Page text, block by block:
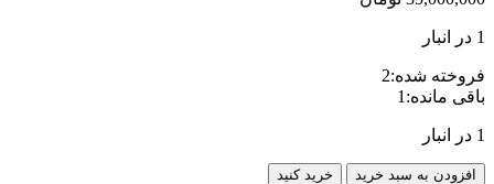
1 در انبار
فروخته شده:2
باقی مانده: 1
1 در انبار
اسپیکر
افزودن به سبد خرید خرید کنید